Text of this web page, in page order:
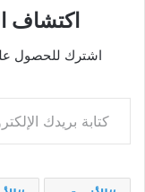
اكتشاف
اشترك للحصول
كتابة بريدك الإلكتروني...